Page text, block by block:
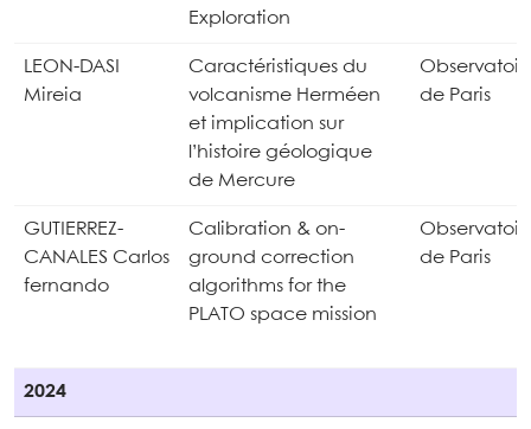
Exploration
LEON-DASI
Mireia
Caractéristiques du
volcanisme Herméen
et implication sur
l’histoire géologique
de Mercure
de Paris
GUTIERREZ-
CANALES Carlos
fernando
Calibration & on-
ground correction
algorithms for the
PLATO space mission
de Paris
2024